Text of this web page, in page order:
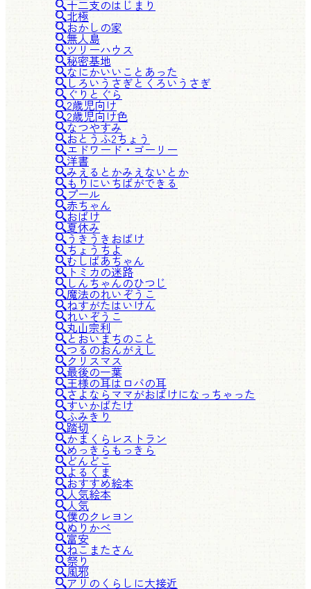
十二支のはじまり
北極
おかしの家
無人島
ツリーハウス
秘密基地
なにかいいことあった
しろいうさぎとくろいうさぎ
ぐりとぐら
2歳児向け
2歳児向け色
なつやすみ
おとうふ2ちょう
エドワード・ゴーリー
洋書
みえるとかみえないとか
もりにいちばができる
プール
赤ちゃん
おばけ
夏休み
うきうきおばけ
ちょうちよ
むしばあちゃん
トミカの迷路
しんちゃんのひつじ
魔法のれいぞうこ
ねすがたはいけん
れいぞうこ
丸山宗利
とおいまちのこと
つるのおんがえし
クリスマス
最後の一葉
王様の耳はロバの耳
さよならママがおばけになっちゃった
すいかばたけ
ふみきり
踏切
かまくらレストラン
めっきらもっきら
どんどこ
よるくま
おすすめ絵本
人気絵本
人気
僕のクレヨン
ぬりかべ
富安
ねこまたさん
祭り
風邪
アリのくらしに大接近